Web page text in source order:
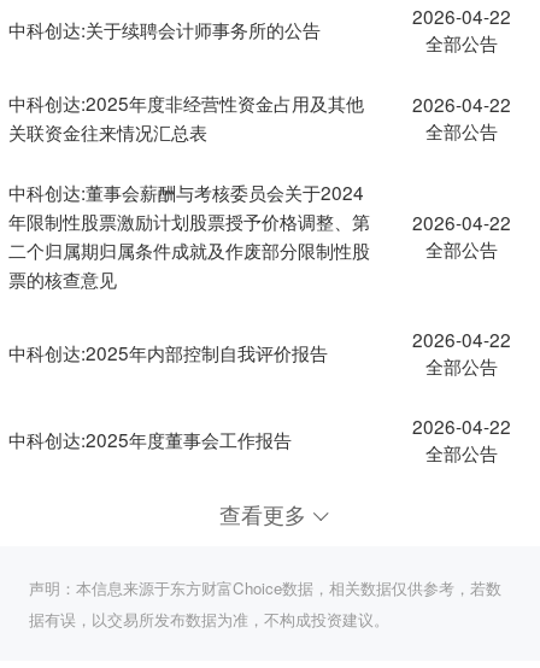
中科创达:关于续聘会计师事务所的公告
2026-04-22
全部公告
中科创达:2025年度非经营性资金占用及其他
关联资金往来情况汇总表
2026-04-22
全部公告
中科创达:董事会薪酬与考核委员会关于2024
年限制性股票激励计划股票授予价格调整、第
二个归属期归属条件成就及作废部分限制性股
票的核查意见
2026-04-22
全部公告
中科创达:2025年内部控制自我评价报告
2026-04-22
全部公告
中科创达:2025年度董事会工作报告
2026-04-22
全部公告
查看更多
声明：本信息来源于东方财富Choice数据，相关数据仅供参考，若数
据有误，以交易所发布数据为准，不构成投资建议。